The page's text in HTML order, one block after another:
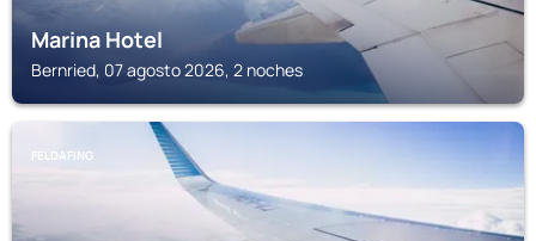
Marina Hotel
Bernried, 07 agosto 2026, 2 noches
FELDAFING